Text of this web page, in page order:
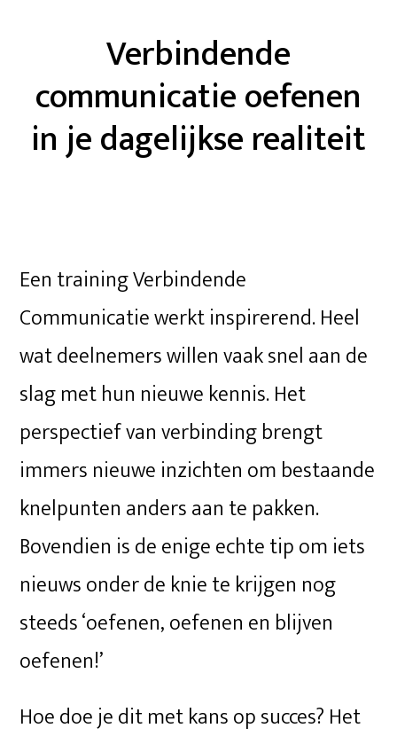
Verbindende
communicatie oefenen
in je dagelijkse realiteit
Een training Verbindende
Communicatie werkt inspirerend. Heel
wat deelnemers willen vaak snel aan de
slag met hun nieuwe kennis. Het
perspectief van verbinding brengt
immers nieuwe inzichten om bestaande
knelpunten anders aan te pakken.
Bovendien is de enige echte tip om iets
nieuws onder de knie te krijgen nog
steeds ‘oefenen, oefenen en blijven
oefenen!’
Hoe doe je dit met kans op succes? Het